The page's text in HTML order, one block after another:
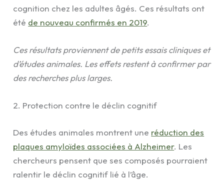
cognition chez les adultes âgés. Ces résultats ont
été de nouveau confirmés en 2019.
Ces résultats proviennent de petits essais cliniques et
d’études animales. Les effets restent à confirmer par
des recherches plus larges.
2. Protection contre le déclin cognitif
Des études animales montrent une réduction des
plaques amyloïdes associées à Alzheimer. Les
chercheurs pensent que ses composés pourraient
ralentir le déclin cognitif lié à l’âge.